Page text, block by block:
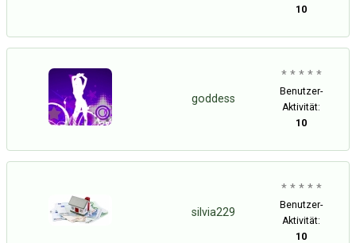
10
goddess
* * * * *
Benutzer-
Aktivität:
10
silvia229
* * * * *
Benutzer-
Aktivität:
10